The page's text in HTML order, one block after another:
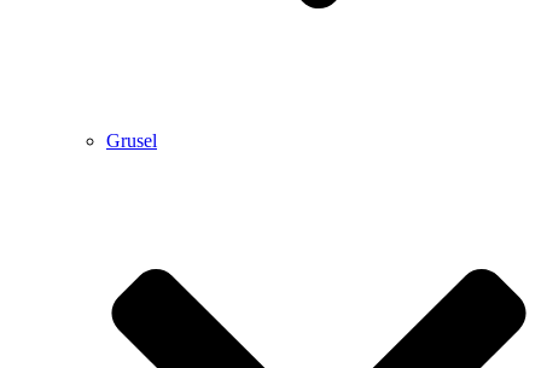
Grusel